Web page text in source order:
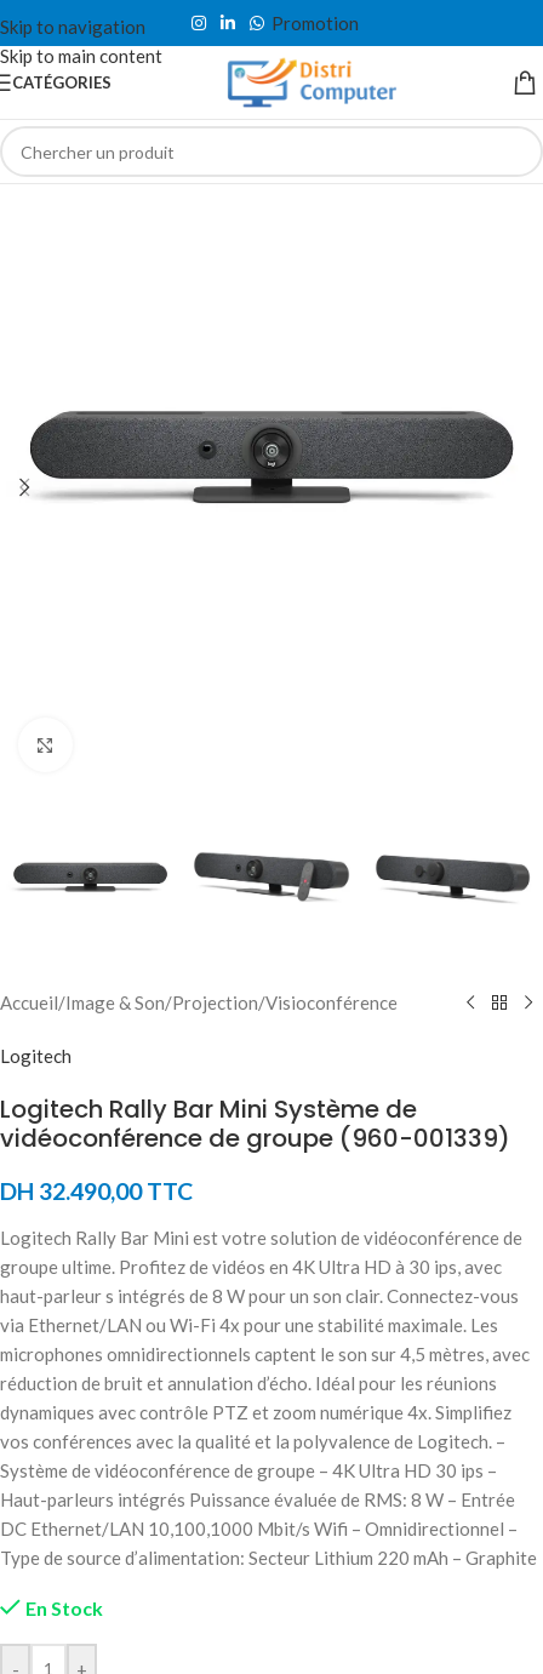
Skip to navigation
Skip to main content
Promotion
CATÉGORIES
Accueil/Image & Son/Projection/Visioconférence
Logitech
Logitech Rally Bar Mini Système de
vidéoconférence de groupe (960-001339)
DH 32.490,00TTC
Logitech Rally Bar Mini est votre solution de vidéoconférence de
groupe ultime. Profitez de vidéos en 4K Ultra HD à 30 ips, avec
haut-parleur s intégrés de 8 W pour un son clair. Connectez-vous
via Ethernet/LAN ou Wi-Fi 4x pour une stabilité maximale. Les
microphones omnidirectionnels captent le son sur 4,5 mètres, avec
réduction de bruit et annulation d’écho. Idéal pour les réunions
dynamiques avec contrôle PTZ et zoom numérique 4x. Simplifiez
vos conférences avec la qualité et la polyvalence de Logitech. –
Système de vidéoconférence de groupe – 4K Ultra HD 30 ips –
Haut-parleurs intégrés Puissance évaluée de RMS: 8 W – Entrée
DC Ethernet/LAN 10,100,1000 Mbit/s Wifi – Omnidirectionnel –
Type de source d’alimentation: Secteur Lithium 220 mAh – Graphite
En Stock
- +